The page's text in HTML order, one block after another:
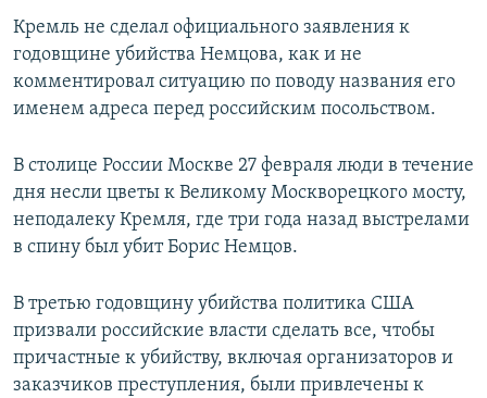
Кремль не сделал официального заявления к
годовщине убийства Немцова, как и не
комментировал ситуацию по поводу названия его
именем адреса перед российским посольством.
В столице России Москве 27 февраля люди в течение
дня несли цветы к Великому Москворецкого мосту,
неподалеку Кремля, где три года назад выстрелами
в спину был убит Борис Немцов.
В третью годовщину убийства политика США
призвали российские власти сделать все, чтобы
причастные к убийству, включая организаторов и
заказчиков преступления, были привлечены к